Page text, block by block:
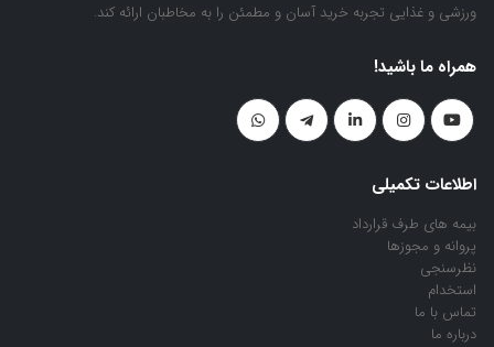
ورزشی و غذایی تجربه خرید آسان و مطمئن را به مخاطبان ارائه کند.
همراه ما باشید!
اطلاعات تکمیلی
بیمه های طرف قرارداد
پروانه و مجوزها
نظرسنجی
استخدام
تماس با ما
درباره ما